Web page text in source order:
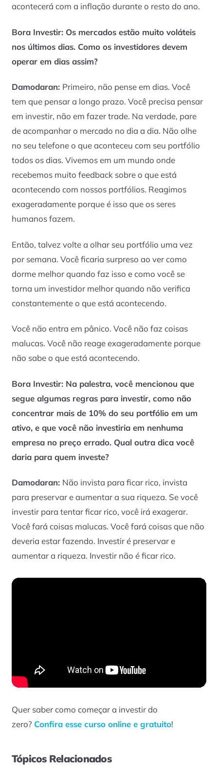
acontecerá com a inflação durante o resto do ano.
Bora Investir: Os mercados estão muito voláteis
nos últimos dias. Como os investidores devem
operar em dias assim?
Damodaran: Primeiro, não pense em dias. Você
tem que pensar a longo prazo. Você precisa pensar
em investir, não em fazertrade. Na verdade, pare
de acompanhar o mercado no dia a dia. Não olhe
no seu telefone o que aconteceu com seu portfólio
todos os dias. Vivemos em um mundo onde
recebemos muito feedback sobre o que está
acontecendo com nossos portfólios. Reagimos
exageradamente porque é isso que os seres
humanos fazem.
Então, talvez volte a olhar seu portfólio uma vez
por semana. Você ficaria surpreso ao ver como
dorme melhor quando faz isso e como você se
torna um investidor melhor quando não verifica
constantemente o que está acontecendo.
Você não entra em pânico. Você não faz coisas
malucas. Você não reage exageradamente porque
não sabe o que está acontecendo.
Bora Investir: Na palestra, você mencionou que
segue algumas regras para investir, como não
concentrar mais de 10% do seu portfólio em um
ativo, e que você não investiria em nenhuma
empresa no preço errado. Qual outra dica você
daria para quem investe?
Damodaran: Não invista para ficar rico, invista
para preservar e aumentar a sua riqueza. Se você
investir para tentar ficar rico, você irá exagerar.
Você fará coisas malucas. Você fará coisas que não
deveria estar fazendo. Investir é preservar e
aumentar a riqueza. Investir não é ficar rico.
Quer saber como começar a investir do
zero? Confira esse curso online e gratuito!
Tópicos Relacionados